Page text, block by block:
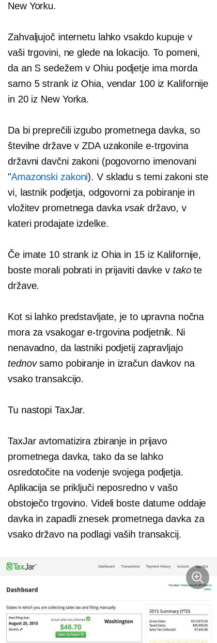
New Yorku.
Zahvaljujoč internetu lahko vsakdo kupuje v
vaši trgovini, ne glede na lokacijo. To pomeni,
da an S sedežem v Ohiu podjetje ima morda
samo 5 strank iz Ohia, vendar 100 iz Kalifornije
in 20 iz New Yorka.
Da bi preprečili izgubo prometnega davka, so
številne države v ZDA uzakonile e-trgovina
državni davčni zakoni (pogovorno imenovani
"Amazonski zakoni). V skladu s temi zakoni ste
vi, lastnik podjetja, odgovorni za pobiranje in
vložitev prometnega davka vsakdržavo, v
kateri prodajate izdelke.
Če imate 10 strank iz Ohia in 15 iz Kalifornije,
boste morali pobrati in prijaviti davke v takote
države.
Kot si lahko predstavljate, je to upravna nočna
mora za vsakogare-trgovinapodjetnik. Ni
nenavadno, da lastniki podjetij zapravljajo
tednovsamo pobiranje in izračun davkov na
vsako transakcijo.
Tu nastopi TaxJar.
TaxJar avtomatizira zbiranje in prijavo
prometnega davka, tako da se lahko
osredotočite na vodenje svojega podjetja.
Aplikacija se priključi neposredno v vašo
obstoječo trgovino. Videli boste datume oddaje
davka in zapadli znesek prometnega davka za
vsako državo na podlagi vaših transakcij.